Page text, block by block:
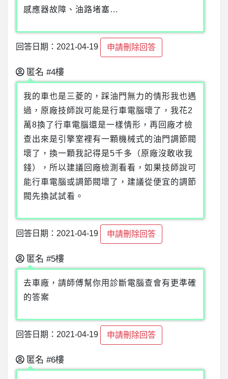
感應器故障、油路堵塞…
回答日期：2021-04-19 申請刪除回答
匿名 #4樓
我的車也是三菱的，踩油門無力的情形我也遇
過，原廠技師說可能是行車電腦壞了，我花2
萬8換了行車電腦還是一樣情形，再回廠才檢
查出來是引擎室裡有一顆機械式的油門調節閥
壞了，換一顆我記得是5千多（原廠沒敢收我
錢），所以建議回廠檢測看看，如果技師說可
能行車電腦或調節閥壞了，建議從便宜的調節
閥先換試試看。
回答日期：2021-04-19 申請刪除回答
匿名 #5樓
去車廠，請師傅幫你用診斷電腦查會有更準確
的答案
回答日期：2021-04-19 申請刪除回答
匿名 #6樓